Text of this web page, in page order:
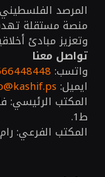
المرصد
منصة مستقلة
وتعزيز مبادئ
تواصل معنا
واتسب:
ايميل:
المكتب الرئيسي:
ط1.
المكتب الفرعي: